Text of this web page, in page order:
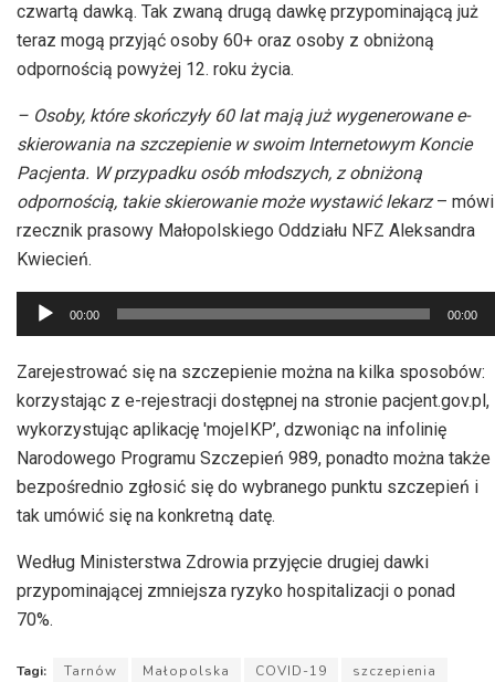
czwartą dawką. Tak zwaną drugą dawkę przypominającą już
teraz mogą przyjąć osoby 60+ oraz osoby z obniżoną
odpornością powyżej 12. roku życia.
– Osoby, które skończyły 60 lat mają już wygenerowane e-
skierowania na szczepienie w swoim Internetowym Koncie
Pacjenta. W przypadku osób młodszych, z obniżoną
odpornością, takie skierowanie może wystawić lekarz– mówi
rzecznik prasowy Małopolskiego Oddziału NFZ Aleksandra
Kwiecień.
Odtwarzacz
plików
dźwiękowych
00:00 00:00
Zarejestrować się na szczepienie można na kilka sposobów:
korzystając z e-rejestracji dostępnej na stronie pacjent.gov.pl,
wykorzystując aplikację 'mojeIKP’, dzwoniąc na infolinię
Narodowego Programu Szczepień 989, ponadto można także
bezpośrednio zgłosić się do wybranego punktu szczepień i
tak umówić się na konkretną datę.
Według Ministerstwa Zdrowia przyjęcie drugiej dawki
przypominającej zmniejsza ryzyko hospitalizacji o ponad
70%.
Tagi: Tarnów Małopolska COVID-19
szczepienia